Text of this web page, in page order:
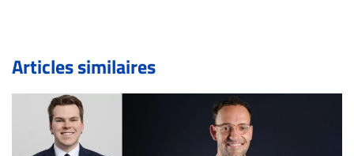
de validation, un droit de réponse.
Bien à vous,
La Rédaction de Droit-inc.com
Articles similaires